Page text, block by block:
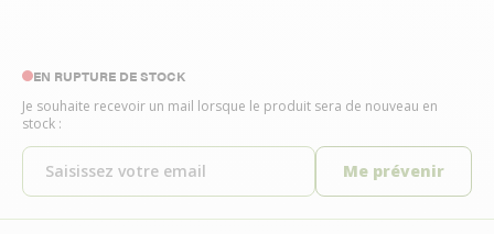
EN RUPTURE DE STOCK
Je souhaite recevoir un mail lorsque le produit sera de nouveau en
stock :
Me prévenir